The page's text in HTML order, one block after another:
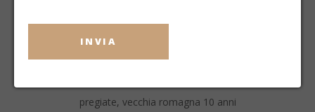
RECENSIONI (0)
pregiate, vecchia romagna 10 anni
INVIA